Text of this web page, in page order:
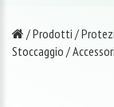
/Prodotti /
Stoccaggio /Accessori